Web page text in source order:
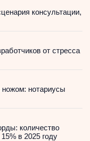
консультации,
от стресса
нотариусы
количество
в 2025 году